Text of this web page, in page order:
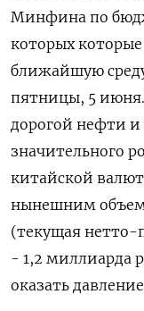
‌Минфина по
которых
‌ближайшую
пятницы, 5
дорогой нефти и
значительного
китайской
нынешним
(текущая нетто-
- 1,2 ‌миллиарда
оказать